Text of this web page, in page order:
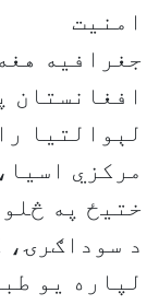
امنیت
جغرافیه
افغانستان
لېوالتیا
مرکزي
ختیځ په
د
لپاره یو